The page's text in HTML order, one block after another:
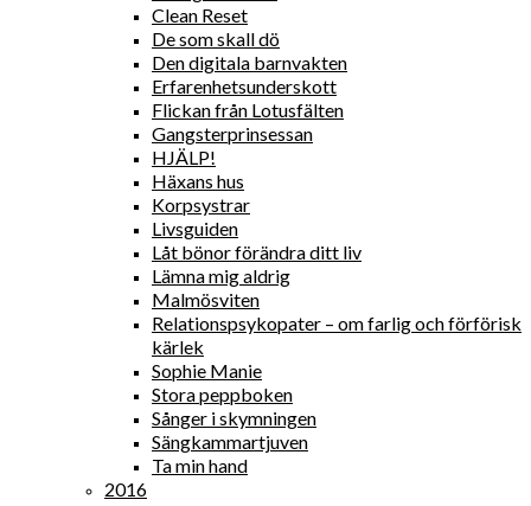
Clean Reset
De som skall dö
Den digitala barnvakten
Erfarenhetsunderskott
Flickan från Lotusfälten
Gangsterprinsessan
HJÄLP!
Häxans hus
Korpsystrar
Livsguiden
Låt bönor förändra ditt liv
Lämna mig aldrig
Malmösviten
Relationspsykopater – om farlig och förförisk
kärlek
Sophie Manie
Stora peppboken
Sånger i skymningen
Sängkammartjuven
Ta min hand
2016